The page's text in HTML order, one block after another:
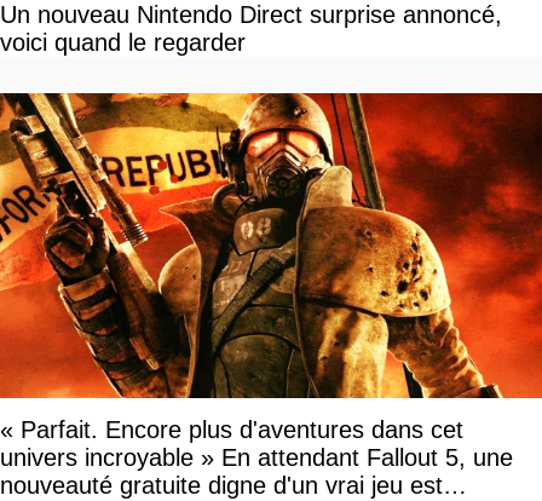
Un nouveau Nintendo Direct surprise annoncé,
voici quand le regarder
« Parfait. Encore plus d'aventures dans cet
univers incroyable » En attendant Fallout 5, une
nouveauté gratuite digne d'un vrai jeu est